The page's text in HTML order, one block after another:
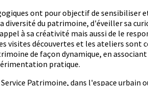
ont pour objectif de sensibiliser
diversité du patrimoine, d'éveiller sa
à sa créativité mais aussi de le
visites découvertes et les ateliers sont
de façon dynamique, en associant
pratique.
Patrimoine, dans l'espace urbain